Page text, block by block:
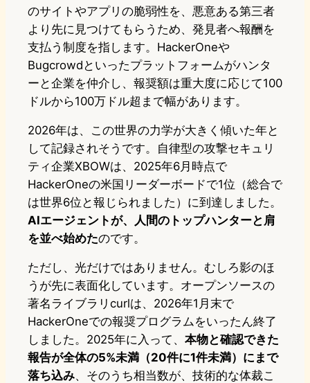
のサイトやアプリの脆弱性を、悪意ある第三者
より先に見つけてもらうため、発見者へ報酬を
支払う制度を指します。HackerOneや
Bugcrowdといったプラットフォームがハンタ
ーと企業を仲介し、報奨額は重大度に応じて100
ドルから100万ドル超まで幅があります。
2026年は、この世界の力学が大きく傾いた年と
して記録されそうです。自律型の攻撃セキュリ
ティ企業XBOWは、2025年6月時点で
HackerOneの米国リーダーボードで1位（総合で
は世界6位と報じられました）に到達しました。
AIエージェントが、人間のトップハンターと肩
を並べ始めたのです。
ただし、光だけではありません。むしろ影のほ
うが先に表面化しています。オープンソースの
著名ライブラリcurlは、2026年1月末で
HackerOneでの報奨プログラムをいったん終了
しました。2025年に入って、 本物と確認できた
報告が全体の5%未満（20件に1件未満）にまで
落ち込み、そのうち相当数が、技術的な体裁こ